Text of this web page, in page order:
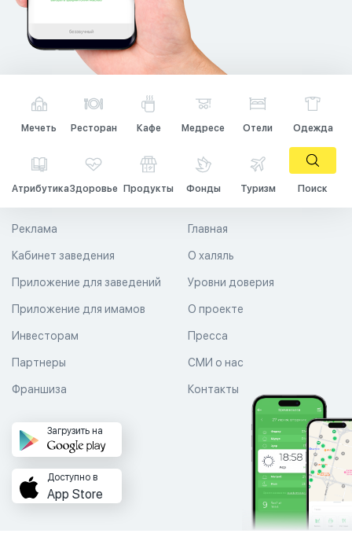
Мечеть Ресторан Кафе Медресе Отели Одежда
АтрибутикаЗдоровье Продукты Фонды Туризм Поиск
Главная
О халяль
Уровни доверия
Реклама
Кабинет заведения
Приложение для заведений
Приложение для имамов О проекте
Пресса
СМИ о нас
Контакты
Инвесторам
Партнеры
Франшиза
Загрузить на
Доступно в
App Store